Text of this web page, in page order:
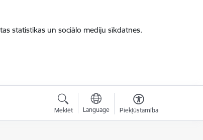
statistikas un sociālo mediju sīkdatnes.
Meklēt Language Piekļūstamība